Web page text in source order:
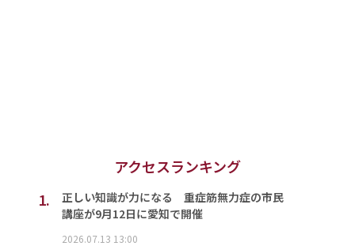
アクセスランキング
1.
正しい知識が力になる 重症筋無力症の市民
講座が9月12日に愛知で開催
2026.07.13 13:00